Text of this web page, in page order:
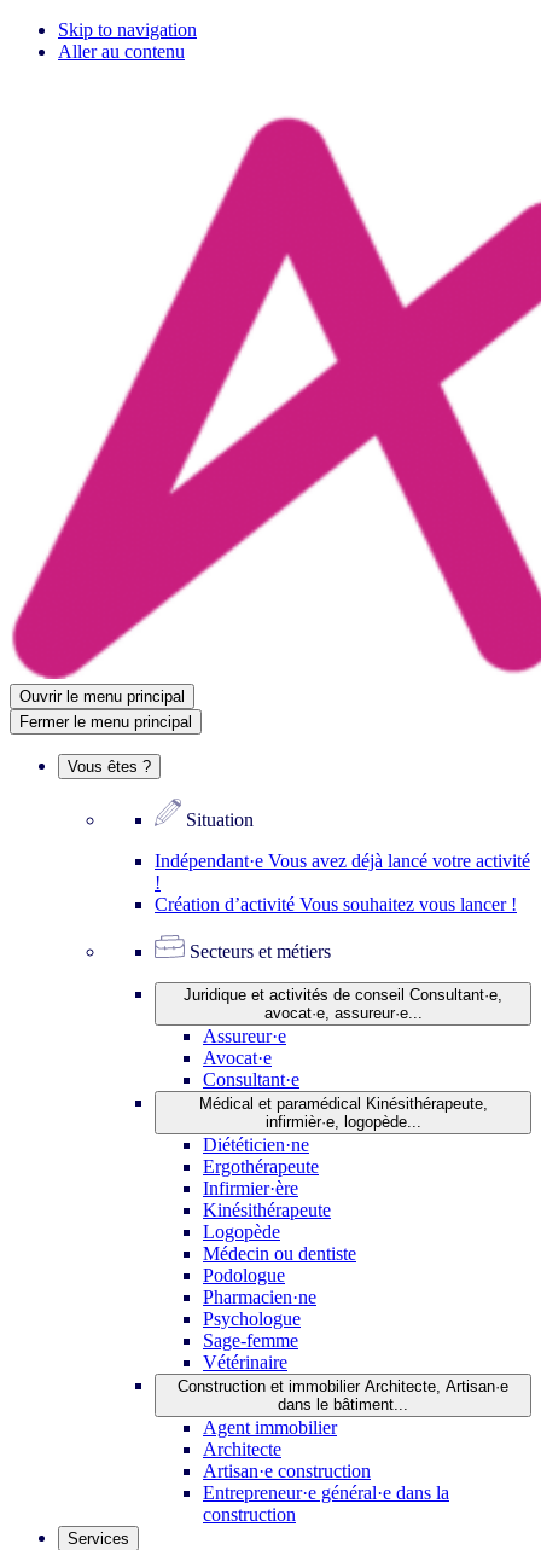
Skip to navigation
Aller au contenu
Ouvrir le menu principal
Fermer le menu principal
Vous êtes ?
Situation
Indépendant·e Vous avez déjà lancé votre activité
!
Création d’activité Vous souhaitez vous lancer !
Secteurs et métiers
Juridique et activités de conseil Consultant·e,
avocat·e, assureur·e...
Assureur·e
Avocat·e
Consultant·e
Médical et paramédical Kinésithérapeute,
infirmièr·e, logopède...
Diététicien·ne
Ergothérapeute
Infirmier·ère
Kinésithérapeute
Logopède
Médecin ou dentiste
Podologue
Pharmacien·ne
Psychologue
Sage-femme
Vétérinaire
Construction et immobilier Architecte, Artisan·e
dans le bâtiment...
Agent immobilier
Architecte
Artisan·e construction
Entrepreneur·e général·e dans la
construction
Services